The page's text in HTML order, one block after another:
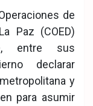
de
Paz (COED)
entre sus
declarar
y
para asumir